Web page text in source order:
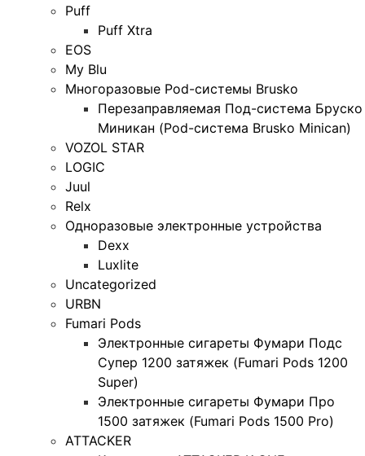
Puff
Puff Xtra
EOS
My Blu
Многоразовые Pod-системы Brusko
Перезаправляемая Под-система Бруско
Миникан (Pod-система Brusko Minican)
VOZOL STAR
LOGIC
Juul
Relx
Одноразовые электронные устройства
Dexx
Luxlite
Uncategorized
URBN
Fumari Pods
Электронные сигареты Фумари Подс
Супер 1200 затяжек (Fumari Pods 1200
Super)
Электронные сигареты Фумари Про
1500 затяжек (Fumari Pods 1500 Pro)
ATTACKER